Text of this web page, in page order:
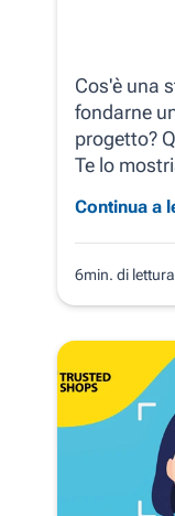
Cos'è una
fondarne
progetto?
Te lo
Continua a
6min. di lettura